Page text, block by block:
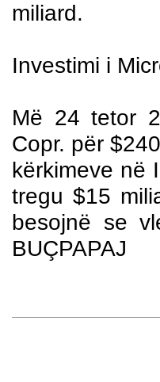
miliard.
Investimi i
Më 24 tetor
Copr. për
kërkimeve në
tregu $15
besojnë se
BUÇPAPAJ